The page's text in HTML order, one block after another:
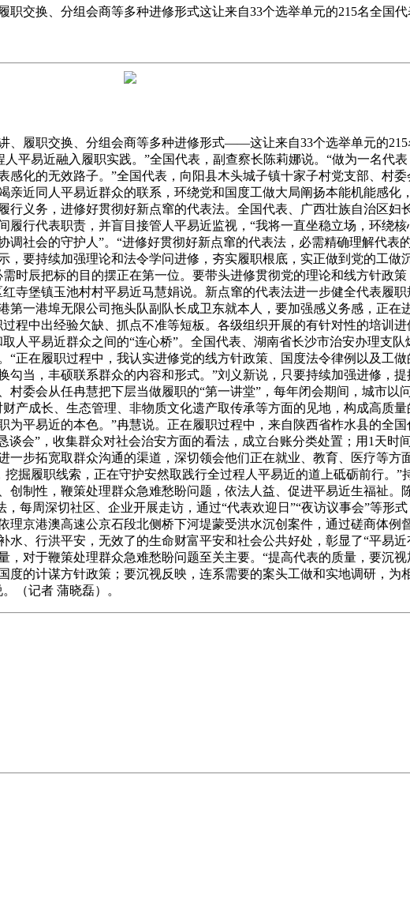
交换、分组会商等多种进修形式这让来自33个选举单元的215名全国
履职交换、分组会商等多种进修形式——这让来自33个选举单元的215
平易近融入履职实践。”全国代表，副查察长陈莉娜说。“做为一名代
化的无效路子。”全国代表，向阳县木头城子镇十家子村党支部、村
近同人平易近群众的联系，环绕党和国度工做大局阐扬本能机能感化
义务，进修好贯彻好新点窜的代表法。全国代表、广西壮族自治区妇
行代表职责，并盲目接管人平易近监视，“我将一直坐稳立场，环绕
社会的守护人”。“进修好贯彻好新点窜的代表法，必需精确理解代表
要持续加强理论和法令学问进修，夯实履职根底，实正做到党的工做
时辰把标的目的摆正在第一位。要带头进修贯彻党的理论和线方针政
寺堡镇玉池村村平易近马慧娟说。新点窜的代表法进一步健全代表履
一港埠无限公司拖头队副队长成卫东就本人，要加强感义务感，正在
程中出经验欠缺、抓点不准等短板。各级组织开展的有针对性的培训
人平易近群众之间的“连心桥”。全国代表、湖南省长沙市治安办理支
正在履职过程中，我认实进修党的线方针政策、国度法令律例以及工
当，丰硕联系群众的内容和形式。”刘义新说，只要持续加强进修，
委会从任冉慧把下层当做履职的“第一讲堂”，每年闭会期间，城市以
产成长、生态管理、非物质文化遗产取传承等方面的见地，构成高质
平易近的本色。”冉慧说。正在履职过程中，来自陕西省柞水县的全
会”，收集群众对社会治安方面的看法，成立台账分类处置；用1天时
步拓宽取群众沟通的渠道，深切领会他们正在就业、教育、医疗等方
掘履职线索，正在守护安然取践行全过程人平易近的道上砥砺前行。
制性，鞭策处理群众急难愁盼问题，依法人益、促进平易近生福祉。
每周深切社区、企业开展走访，通过“代表欢迎日”“夜访议事会”等形
京港澳高速公京石段北侧桥下河堤蒙受洪水沉创案件，通过磋商体例
、行洪平安，无效了的生命财富平安和社会公共好处，彰显了“平易
对于鞭策处理群众急难愁盼问题至关主要。“提高代表的质量，要沉
的计谋方针政策；要沉视反映，连系需要的案头工做和实地调研，为
（记者 蒲晓磊）。